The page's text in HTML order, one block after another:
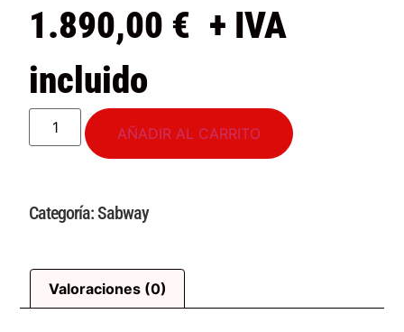
1.890,00 € + IVA
incluido
AÑADIR AL CARRITO
Categoría:Sabway
Valoraciones (0)